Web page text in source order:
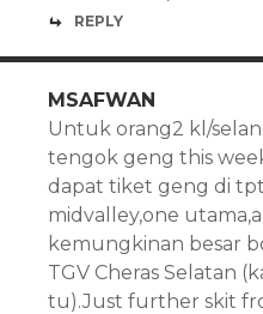
REPLY
MSAFWAN
Untuk orang2 kl/
tengok geng this
dapat tiket geng di
midvalley,one
kemungkinan besar
TGV Cheras Selatan
tu).Just further skit